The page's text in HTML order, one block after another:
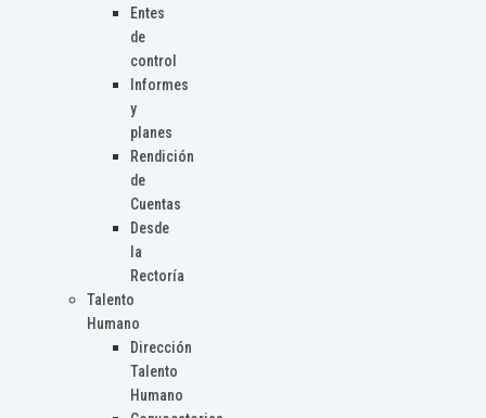
Entes
de
control
Informes
y
planes
Rendición
de
Cuentas
Desde
la
Rectoría
Talento
Humano
Dirección
Talento
Humano